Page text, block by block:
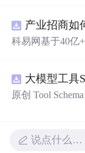
新领域的AI+数
智能化发展。
科易网基于40亿
新领域的AI+数
智能化发展。
原创 Tool
可复现合成示例
真实运行效果
说点什么…